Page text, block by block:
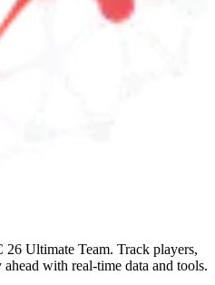
26 Ultimate Team. Track players,
with real-time data and tools.